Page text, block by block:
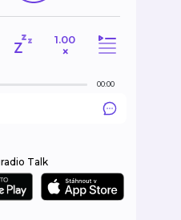
1.00
×
00:00
Talk